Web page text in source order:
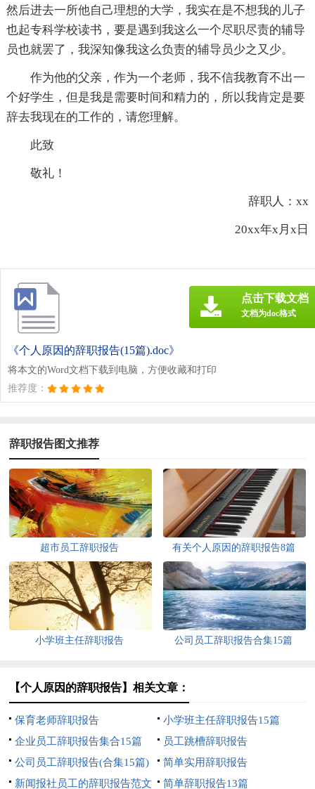
然后进去一所他自己理想的大学，我实在是不想我的儿子
也起专科学校读书，要是遇到我这么一个尽职尽责的辅导
员也就罢了，我深知像我这么负责的辅导员少之又少。
作为他的父亲，作为一个老师，我不信我教育不出一
个好学生，但是我是需要时间和精力的，所以我肯定是要
辞去我现在的工作的，请您理解。
此致
敬礼！
辞职人：xx
20xx年x月x日
《个人原因的辞职报告(15篇).doc》
将本文的Word文档下载到电脑，方便收藏和打印
推荐度：
点击下载文档
文档为doc格式
辞职报告图文推荐
超市员工辞职报告 有关个人原因的辞职报告8篇
小学班主任辞职报告 公司员工辞职报告合集15篇
【个人原因的辞职报告】相关文章：
保育老师辞职报告
小学班主任辞职报告15篇
企业员工辞职报告集合15篇
员工跳槽辞职报告
公司员工辞职报告(合集15篇)
简单实用辞职报告
新闻报社员工的辞职报告范文
简单辞职报告13篇